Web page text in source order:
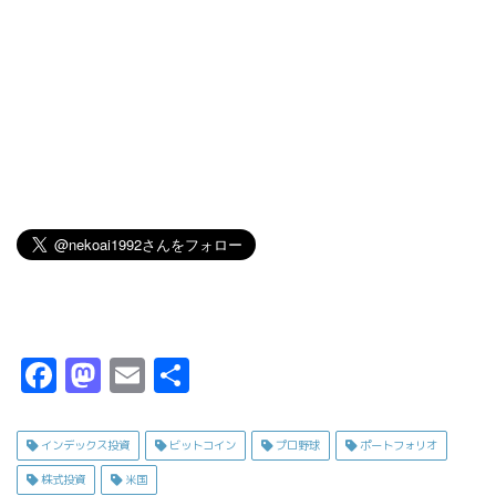
F
c
e
M
s
t
E
ai
l
インデックス投資 ビットコイン プロ野球 ポートフォリオ
株式投資 米国